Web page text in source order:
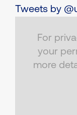
Tweets by
For
your
more